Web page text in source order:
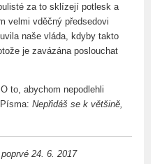
za to sklízejí potlesk a
velmi vděčný předsedovi
naše vláda, kdyby takto
je zavázána poslouchat
to, abychom nepodlehli
Nepřidáš se k většině,
poprvé 24. 6. 2017